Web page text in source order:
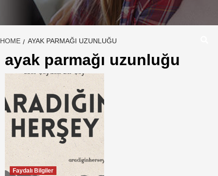
HOME AYAK PARMAĞI UZUNLUĞU
ayak parmağı uzunluğu
Faydalı Bilgiler